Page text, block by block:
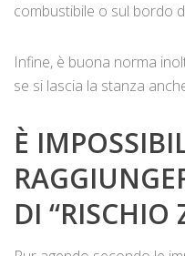
combustibile o sul bordo
Infine, è buona norma
se si lascia la stanza
È
DI “RISCHIO